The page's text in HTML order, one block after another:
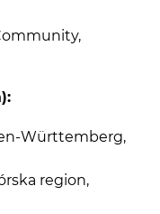
Württemberg,
region,